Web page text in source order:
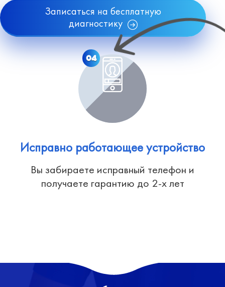
Записаться на бесплатную
диагностику
04
Исправно работающее устройство
Вы забираете исправный телефон и
получаете гарантию до 2-х лет